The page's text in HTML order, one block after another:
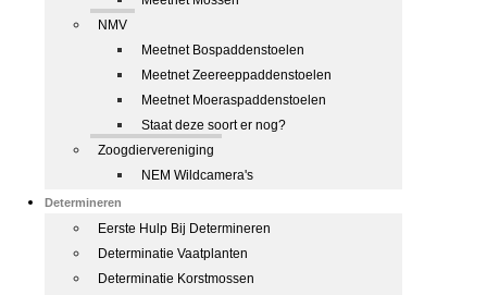
NMV
Meetnet Bospaddenstoelen
Meetnet Zeereeppaddenstoelen
Meetnet Moeraspaddenstoelen
Staat deze soort er nog?
Zoogdiervereniging
NEM Wildcamera's
Determineren
Eerste Hulp Bij Determineren
Determinatie Vaatplanten
Determinatie Korstmossen